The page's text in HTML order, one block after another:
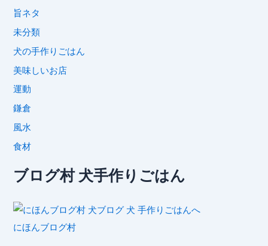
旨ネタ
未分類
犬の手作りごはん
美味しいお店
運動
鎌倉
風水
食材
ブログ村 犬手作りごはん
にほんブログ村